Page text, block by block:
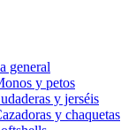
general
y petos
y jerséis
y chaquetas